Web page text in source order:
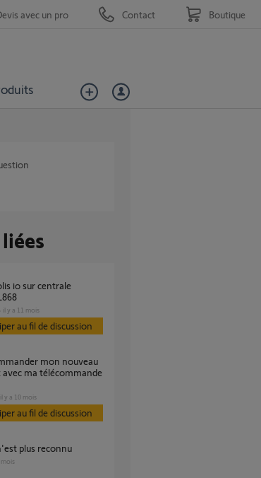
avec un pro Contact Boutique
il y a 11 mois
au fil de discussion
ma télécommande
il y a 10 mois
au fil de discussion
plus reconnu
mois